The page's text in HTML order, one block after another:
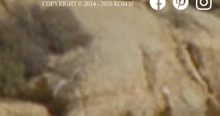
COPYRIGHT © 2014 - 2026 ΚΟΜ37